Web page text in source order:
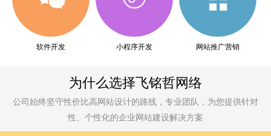
软件开发 小程序开发 网站推广营销
为什么选择飞铭哲网络
公司始终坚守性价比高网站设计的路线，专业团队，为您提供针对
性、个性化的企业网站建设解决方案